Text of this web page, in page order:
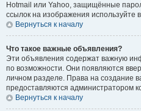
Hotmail или Yahoo, защищённые
ссылок на изображения используйте
Вернуться к началу
Что такое важные объявления?
Эти объявления содержат важную
по возможности. Они появляются
личном разделе. Права на создание
предоставляются администратором
Вернуться к началу